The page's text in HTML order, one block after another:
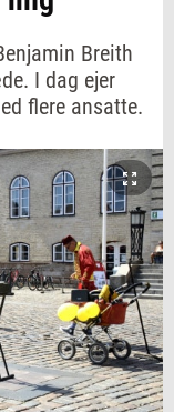
Breith
I dag ejer
flere ansatte.